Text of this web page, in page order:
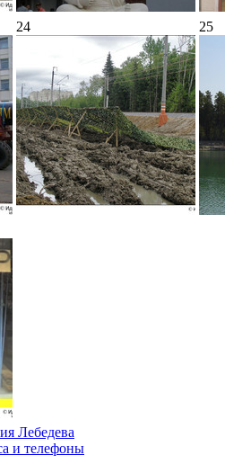
24 25
Лебедева
и телефоны